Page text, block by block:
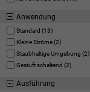
Anwendung
Standard (13)
Kleine Ströme (2)
Staubhaltige Umgebung (2)
Gestuft schaltend (2)
Ausführung